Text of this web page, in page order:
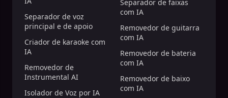
Separador de voz
principal e de apoio
Criador de karaoke com
IA
Removedor de
Instrumental AI
Isolador de Voz por IA
Separador de faixas
com IA
Removedor de guitarra
com IA
Removedor de bateria
com IA
Removedor de baixo
com IA